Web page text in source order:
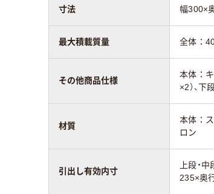
寸法 幅300×
最大積載質量 全体：
その他商品仕様
本体：
×2）、
材質
本体：
ロン
引出し有効内寸
上段・
235×奥